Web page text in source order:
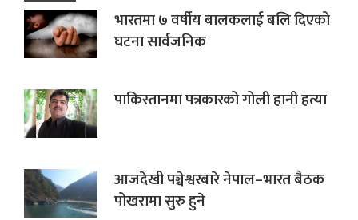
भारतमा ७ वर्षीय बालकलाई बलि दिएको
घटना सार्वजनिक
पाकिस्तानमा पत्रकारको गोली हानी हत्या
आजदेखी पञ्चेश्वरबारे नेपाल–भारत बैठक
पोखरामा सुरु हुने